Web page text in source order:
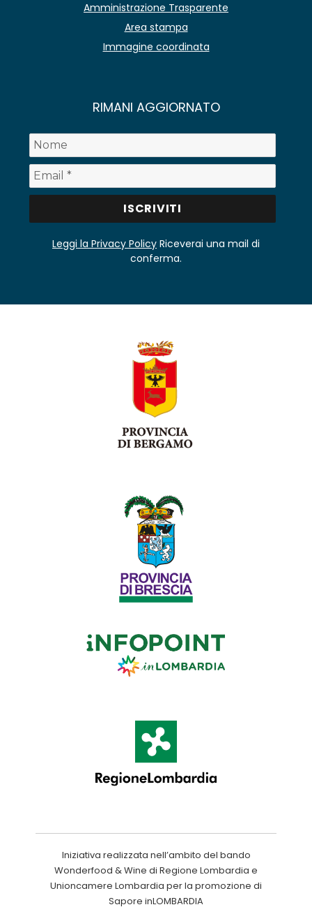
Amministrazione Trasparente
Area stampa
Immagine coordinata
RIMANI AGGIORNATO
Leggi la Privacy Policy Riceverai una mail di
conferma.
Iniziativa realizzata nell’ambito del bando
Wonderfood & Wine di Regione Lombardia e
Unioncamere Lombardia per la promozione di
Sapore inLOMBARDIA